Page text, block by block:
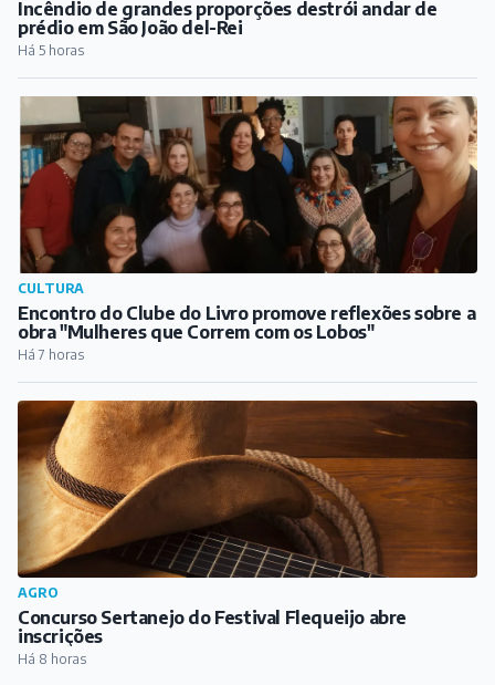
Incêndio de grandes proporções destrói andar de
prédio em São João del-Rei
Há 5 horas
CULTURA
Encontro do Clube do Livro promove reflexões sobre a
obra "Mulheres que Correm com os Lobos"
Há 7 horas
AGRO
Concurso Sertanejo do Festival Flequeijo abre
inscrições
Há 8 horas